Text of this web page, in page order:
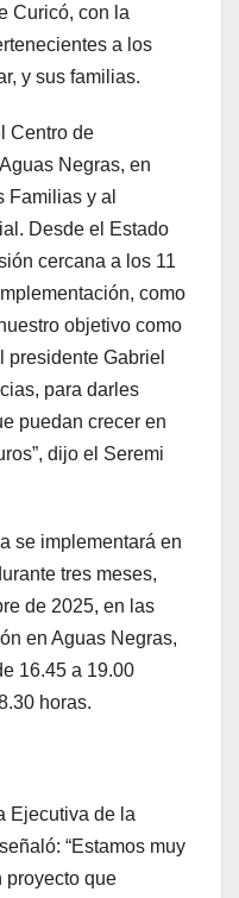
Curicó, con la
a los
y sus familias.
Centro de
Negras, en
Familias y al
Desde el Estado
cercana a los 11
como
objetivo como
presidente Gabriel
para darles
puedan crecer en
dijo el Seremi
se implementará en
tres meses,
de 2025, en las
en Aguas Negras,
16.45 a 19.00
horas.
Ejecutiva de la
“Estamos muy
proyecto que